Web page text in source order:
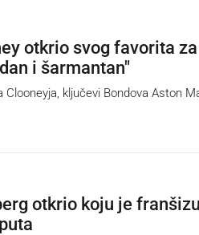
otkrio svog favorita
i šarmantan"
Clooneyja, ključevi Bondova Aston
otkrio koju je